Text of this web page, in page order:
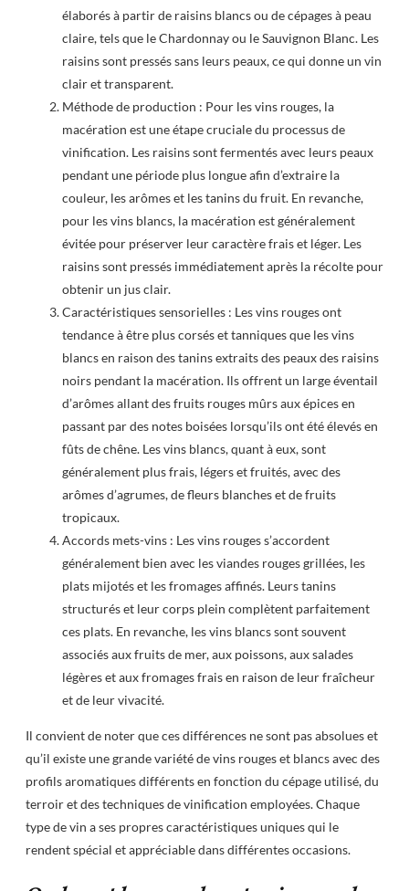
élaborés à partir de raisins blancs ou de cépages à peau
claire, tels que le Chardonnay ou le Sauvignon Blanc. Les
raisins sont pressés sans leurs peaux, ce qui donne un vin
clair et transparent.
Méthode de production : Pour les vins rouges, la
macération est une étape cruciale du processus de
vinification. Les raisins sont fermentés avec leurs peaux
pendant une période plus longue afin d’extraire la
couleur, les arômes et les tanins du fruit. En revanche,
pour les vins blancs, la macération est généralement
évitée pour préserver leur caractère frais et léger. Les
raisins sont pressés immédiatement après la récolte pour
obtenir un jus clair.
Caractéristiques sensorielles : Les vins rouges ont
tendance à être plus corsés et tanniques que les vins
blancs en raison des tanins extraits des peaux des raisins
noirs pendant la macération. Ils offrent un large éventail
d’arômes allant des fruits rouges mûrs aux épices en
passant par des notes boisées lorsqu’ils ont été élevés en
fûts de chêne. Les vins blancs, quant à eux, sont
généralement plus frais, légers et fruités, avec des
arômes d’agrumes, de fleurs blanches et de fruits
tropicaux.
Accords mets-vins : Les vins rouges s’accordent
généralement bien avec les viandes rouges grillées, les
plats mijotés et les fromages affinés. Leurs tanins
structurés et leur corps plein complètent parfaitement
ces plats. En revanche, les vins blancs sont souvent
associés aux fruits de mer, aux poissons, aux salades
légères et aux fromages frais en raison de leur fraîcheur
et de leur vivacité.
Il convient de noter que ces différences ne sont pas absolues et
qu’il existe une grande variété de vins rouges et blancs avec des
profils aromatiques différents en fonction du cépage utilisé, du
terroir et des techniques de vinification employées. Chaque
type de vin a ses propres caractéristiques uniques qui le
rendent spécial et appréciable dans différentes occasions.